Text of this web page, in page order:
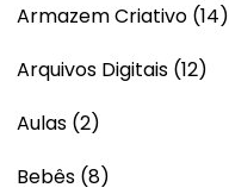
Armazem Criativo (14)
Arquivos Digitais (12)
Aulas (2)
Bebês (8)